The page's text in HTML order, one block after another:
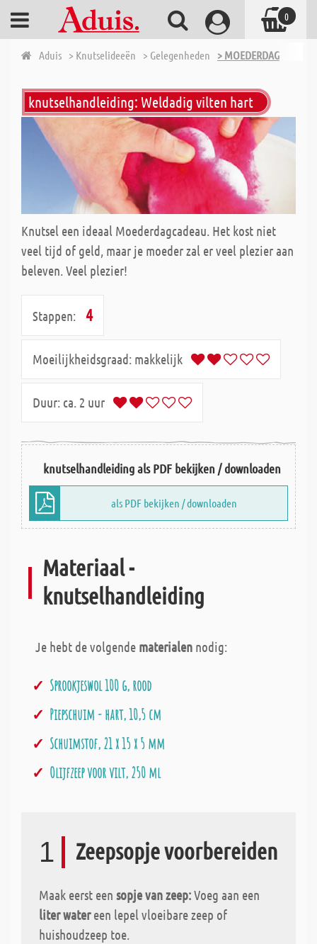
Aduis > Knutselideeën > Gelegenheden > MOEDERDAG
knutselhandleiding: Weldadig vilten hart
Knutsel een ideaal Moederdagcadeau. Het kost niet
veel tijd of geld, maar je moeder zal er veel plezier aan
beleven. Veel plezier!
Stappen: 4
Moeilijkheidsgraad: makkelijk
Duur: ca. 2 uur
knutselhandleiding als PDF bekijken / downloaden
als PDF bekijken / downloaden
Materiaal -
knutselhandleiding
Je hebt de volgende materialen nodig:
Sprookjeswol 100 g, rood
Piepschuim - hart, 10,5 cm
Schuimstof, 21 x 15 x 5 mm
Olijfzeep voor vilt, 250 ml
1 Zeepsopje voorbereiden
Maak eerst een sopje van zeep:Voeg aan een
liter watereen lepelvloeibare zeep of
huishoudzeep toe.
0